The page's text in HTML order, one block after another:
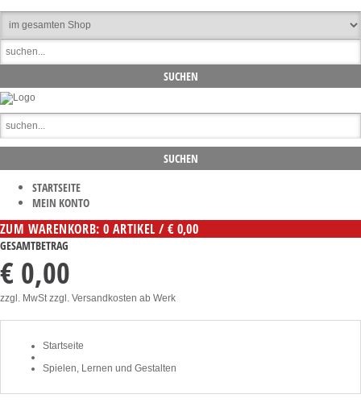
STARTSEITE
MEIN KONTO
ZUM WARENKORB: 0 ARTIKEL / € 0,00
GESAMTBETRAG
€ 0,00
zzgl. MwSt zzgl. Versandkosten ab Werk
Startseite
Spielen, Lernen und Gestalten